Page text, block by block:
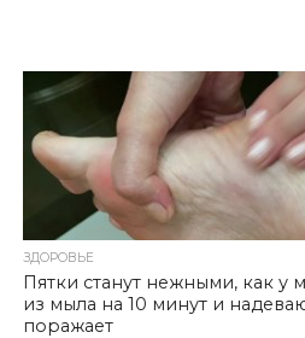
ЗДОРОВЬЕ
Пятки станут нежными, как у
из мыла на 10 минут и
поражает